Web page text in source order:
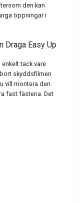
den kan
öppningar i
Draga Easy Up
tack vare
skyddsfilmen
vill montera den.
fast fästena. Det